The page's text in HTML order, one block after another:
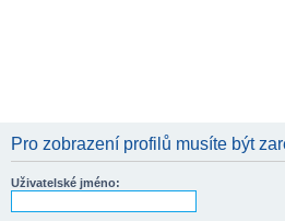
Pro zobrazení profilů musíte být
Uživatelské jméno: